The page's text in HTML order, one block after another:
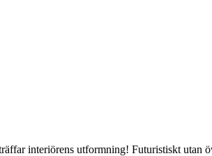
interiörens utformning! Futuristiskt utan